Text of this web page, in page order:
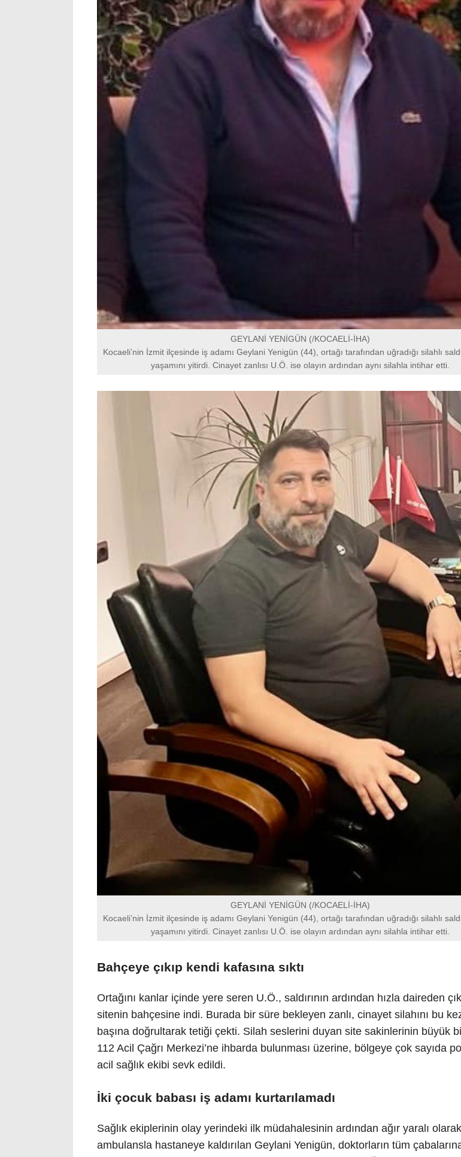
GEYLANİ YENİGÜN (/KOCAELİ-İHA)
Kocaeli’nin İzmit ilçesinde iş adamı Geylani Yenigün (44), ortağı tarafından uğradığı silahlı
yaşamını yitirdi. Cinayet zanlısı U.Ö. ise olayın ardından aynı silahla intihar etti.
GEYLANİ YENİGÜN (/KOCAELİ-İHA)
Kocaeli’nin İzmit ilçesinde iş adamı Geylani Yenigün (44), ortağı tarafından uğradığı silahlı
yaşamını yitirdi. Cinayet zanlısı U.Ö. ise olayın ardından aynı silahla intihar etti.
Bahçeye çıkıp kendi kafasına sıktı
Ortağını kanlar içinde yere seren U.Ö., saldırının ardından hızla daireden
sitenin bahçesine indi. Burada bir süre bekleyen zanlı, cinayet silahını bu
başına doğrultarak tetiği çekti. Silah seslerini duyan site sakinlerinin büyük
112 Acil Çağrı Merkezi’ne ihbarda bulunması üzerine, bölgeye çok sayıda
acil sağlık ekibi sevk edildi.
İki çocuk babası iş adamı kurtarılamadı
Sağlık ekiplerinin olay yerindeki ilk müdahalesinin ardından ağır yaralı olarak
ambulansla hastaneye kaldırılan Geylani Yenigün, doktorların tüm